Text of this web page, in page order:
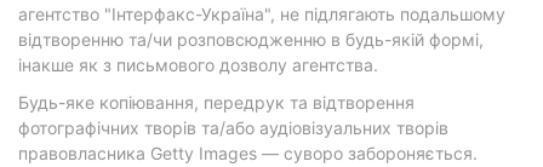
агентство "Інтерфакс-Україна", не підлягають подальшому
відтворенню та/чи розповсюдженню в будь-якій формі,
інакше як з письмового дозволу агентства.
Будь-яке копіювання, передрук та відтворення
фотографічних творів та/або аудіовізуальних творів
правовласника Getty Images — суворо забороняється.